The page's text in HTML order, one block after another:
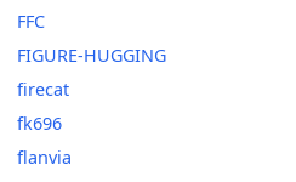
FFC
FIGURE-HUGGING
firecat
fk696
flanvia